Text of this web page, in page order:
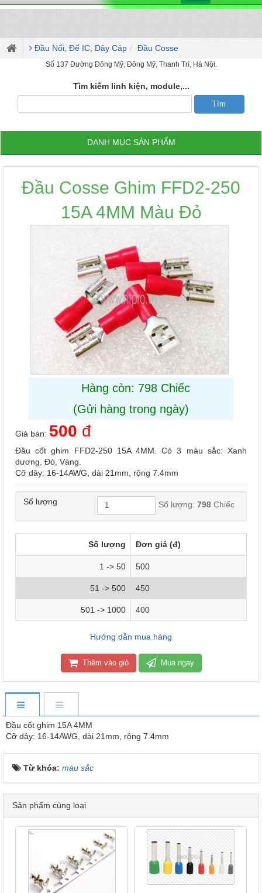
Đầu Nối, Đế IC, Dây Cáp Đầu Cosse
Số 137 Đường Đông Mỹ, Đông Mỹ, Thanh Trì, Hà Nội.
Tìm kiếm linh kiện, module,...
DANH MỤC SẢN PHẨM
Đầu Cosse Ghim FFD2-250
15A 4MM Màu Đỏ
Hàng còn: 798 Chiếc
(Gửi hàng trong ngày)
Giá bán: 500 đ
Đầu cốt ghim FFD2-250 15A 4MM. Có 3 màu sắc: Xanh
dương, Đỏ, Vàng.
Cỡ dây: 16-14AWG, dài 21mm, rộng 7.4mm
Số lượng Số lượng: 798 Chiếc
Số lượng Đơn giá (đ)
1 -> 50 500
51 -> 500 450
501 -> 1000 400
Hướng dẫn mua hàng
Thêm vào giỏ Mua ngay
Đầu cốt ghim 15A 4MM
Cỡ dây: 16-14AWG, dài 21mm, rộng 7.4mm
Từ khóa: màu sắc
Sản phẩm cùng loại